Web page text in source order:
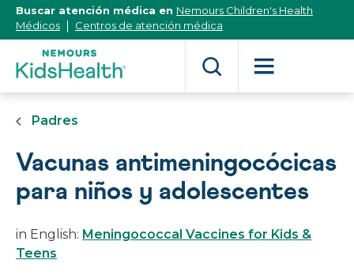
[Skip
Content]
Buscar atención médica en Nemours Children's Health
Médicos
Centros de atención médica
Padres
Vacunas antimeningocócicas
para niños y adolescentes
in English: Meningococcal Vaccines for Kids &
Teens